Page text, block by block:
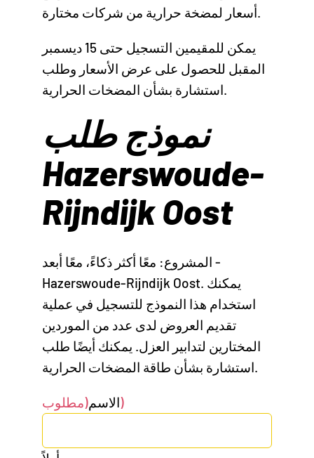
أسعار لمضخة حرارية من شركات مختارة.
يمكن للمقيمين التسجيل حتى 15 ديسمبر
المقبل للحصول على عرض الأسعار وطلب
استشارة بشأن المضخات الحرارية.
نموذج طلب
Hazerswoude-
Rijndijk Oost
المشروع: معًا أكثر ذكاءً، معًا أبعد -
Hazerswoude-Rijndijk Oost. يمكنك
استخدام هذا النموذج للتسجيل في عملية
تقديم العروض لدى عدد من الموردين
المختارين لتدابير العزل. يمكنك أيضًا طلب
استشارة بشأن طاقة المضخات الحرارية.
الاسم(مطلوب)